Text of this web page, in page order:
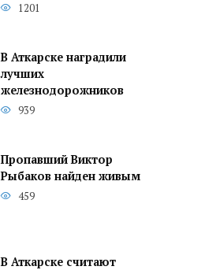
1201
В Аткарске наградили
лучших
железнодорожников
939
Пропавший Виктор
Рыбаков найден живым
459
В Аткарске считают